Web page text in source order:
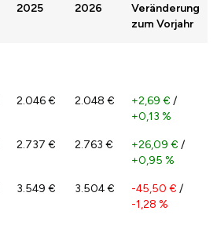
2025 2026
Veränderung
zum Vorjahr
2.046 € 2.048 € +2,69 € /
+0,13 %
2.737 € 2.763 € +26,09 € /
+0,95 %
3.549 € 3.504 € -45,50 € /
-1,28 %